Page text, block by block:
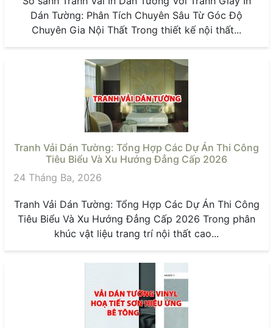
Dán Tường: Phân Tích Chuyên Sâu Từ Góc Độ
Chuyên Gia Nội Thất Trong thiết kế nội thất...
Tranh Vải Dán Tường: Tổng Hợp Các Dự Án Thi Công
Tiêu Biểu Và Xu Hướng Đẳng Cấp 2026
24 Tháng Ba, 2026
Tranh Vải Dán Tường: Tổng Hợp Các Dự Án Thi Công
Tiêu Biểu Và Xu Hướng Đẳng Cấp 2026 Trong phân
khúc vật liệu trang trí nội thất cao...